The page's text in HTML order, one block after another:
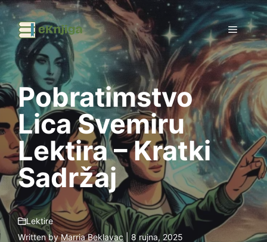
Preskoči
na
sadržaj
Pobratimstvo
Lica Svemiru
Lektira – Kratki
Sadržaj
Lektire
Written byMarria Beklavac| 8 rujna, 2025